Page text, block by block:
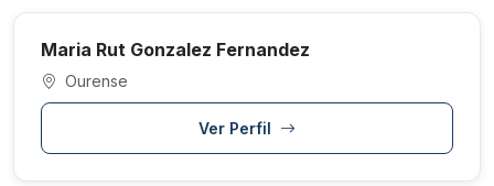
Maria Rut Gonzalez Fernandez
Ourense
Ver Perfil